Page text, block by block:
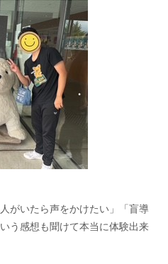
がいたら声をかけたい」「盲導
う感想も聞けて本当に体験出来